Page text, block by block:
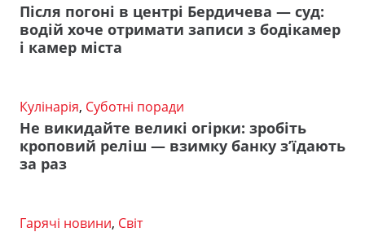
Після погоні в центрі Бердичева — суд:
водій хоче отримати записи з бодікамер
і камер міста
Кулінарія, Суботні поради
Не викидайте великі огірки: зробіть
кроповий реліш — взимку банку з’їдають
за раз
Гарячі новини, Світ